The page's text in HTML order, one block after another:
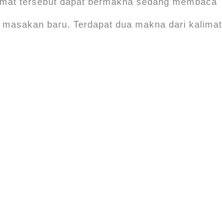
baru. Terdapat dua makna dari kalimat